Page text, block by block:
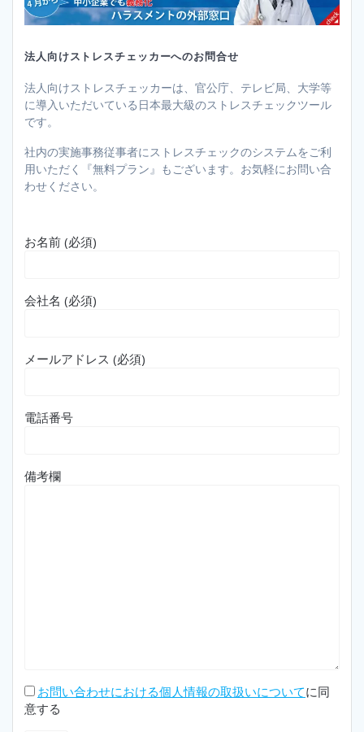
法人向けストレスチェッカーへのお問合せ
法人向けストレスチェッカーは、官公庁、テレビ局、大学等
に導入いただいている日本最大級のストレスチェックツール
です。
社内の実施事務従事者にストレスチェックのシステムをご利
用いただく『無料プラン』もございます。お気軽にお問い合
わせください。
お名前 (必須)
会社名 (必須)
メールアドレス (必須)
電話番号
備考欄
お問い合わせにおける個人情報の取扱いについてに同
意する